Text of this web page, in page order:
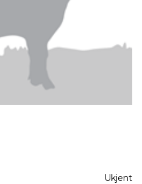
Ukjent